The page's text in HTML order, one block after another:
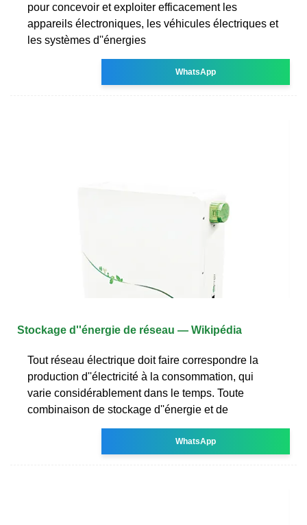
pour concevoir et exploiter efficacement les
appareils électroniques, les véhicules électriques et
les systèmes d''énergies
WhatsApp
Stockage d''énergie de réseau — Wikipédia
Tout réseau électrique doit faire correspondre la
production d''électricité à la consommation, qui
varie considérablement dans le temps. Toute
combinaison de stockage d''énergie et de
WhatsApp